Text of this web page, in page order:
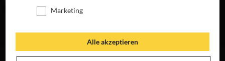
JETZT AUF DVD &
Marketing
Alle akzeptieren